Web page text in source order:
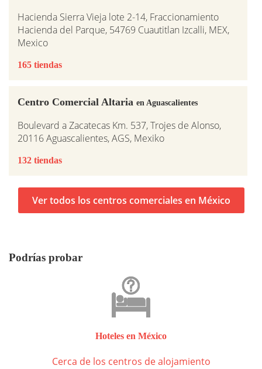
Hacienda Sierra Vieja lote 2-14, Fraccionamiento
Hacienda del Parque, 54769 Cuautitlan Izcalli, MEX,
Mexico
165 tiendas
Centro Comercial Altaria en Aguascalientes
Boulevard a Zacatecas Km. 537, Trojes de Alonso,
20116 Aguascalientes, AGS, Mexiko
132 tiendas
Ver todos los centros comerciales en México
Podrías probar
Hoteles en México
Cerca de los centros de alojamiento